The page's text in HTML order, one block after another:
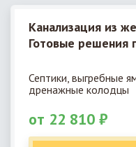
Канализация из
Готовые решения
Септики, выгребные
дренажные колодцы
от 22 810 ₽